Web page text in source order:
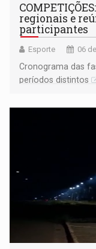
regionais e
participantes
Esporte 06
Cronograma das
períodos distintos